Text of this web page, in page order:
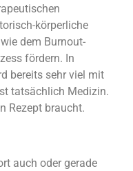
körperliche
dem Burnout-
fördern. In
bereits sehr viel mit
tatsächlich Medizin.
Rezept braucht.
auch oder gerade